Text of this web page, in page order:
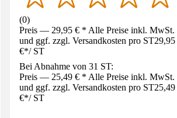
(0)
Preis — 29,95 € * Alle Preise inkl. MwSt.
und ggf. zzgl. Versandkosten pro ST29,95
€*/ ST
Bei Abnahme von 31 ST:
Preis — 25,49 € * Alle Preise inkl. MwSt.
und ggf. zzgl. Versandkosten pro ST25,49
€*/ ST